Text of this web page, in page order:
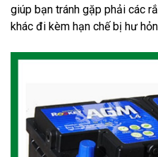
giúp bạn tránh gặp phải các
khác đi kèm hạn chế bị hư